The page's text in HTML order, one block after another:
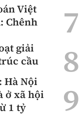
Việt
Chênh
giải
cầu
Hà Nội
ở xã hội
1 tỷ